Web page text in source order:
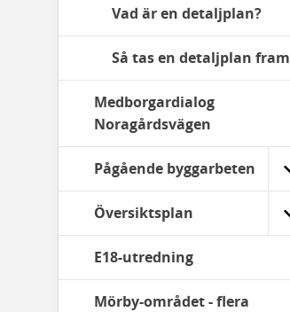
Vad är en detaljplan?
Så tas en detaljplan fram
Medborgardialog
Noragårdsvägen
Pågående byggarbeten
Översiktsplan
E18-utredning
Mörby-området - flera